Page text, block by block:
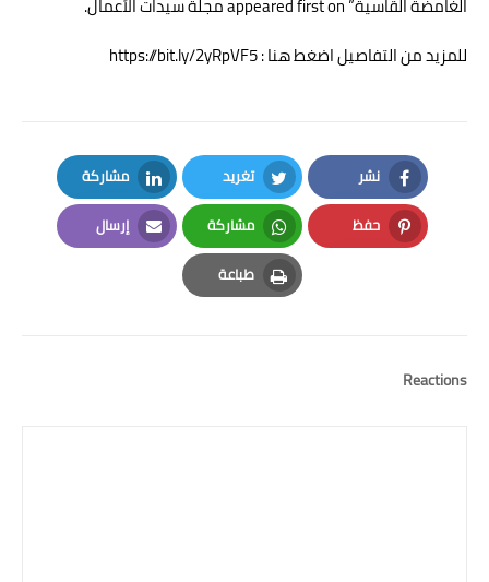
للمزيد من التفاصيل اضغط هنا : https://bit.ly/2yRpVF5
نشر
Facebook
تغريد
Twitter
مشاركة
LinkedIn
حفظ
Pinterest
مشاركة
Whatsapp
إرسال
Email
طباعة
Print
Reactions